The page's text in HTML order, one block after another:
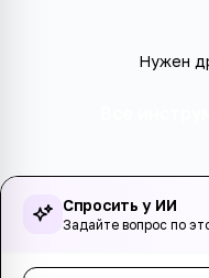
Нужен
Спросить у ИИ
Задайте вопрос по